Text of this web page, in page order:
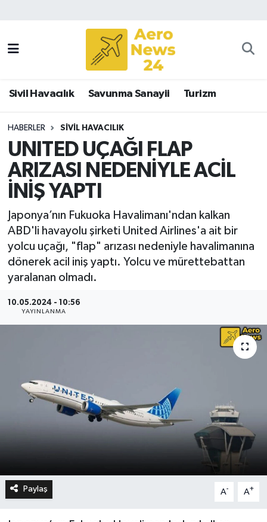
Sivil Havacılık Savunma Sanayii Turizm
HABERLER SIVIL HAVACILIK
UNITED UÇAĞI FLAP
ARIZASI NEDENİYLE ACİL
İNİŞ YAPTI
Japonya’nın Fukuoka Havalimanı'ndan kalkan
ABD'li havayolu şirketi United Airlines'a ait bir
yolcu uçağı, "flap" arızası nedeniyle havalimanına
dönerek acil iniş yaptı. Yolcu ve mürettebattan
yaralanan olmadı.
10.05.2024 - 10:56
YAYINLANMA
Paylaş A- A+